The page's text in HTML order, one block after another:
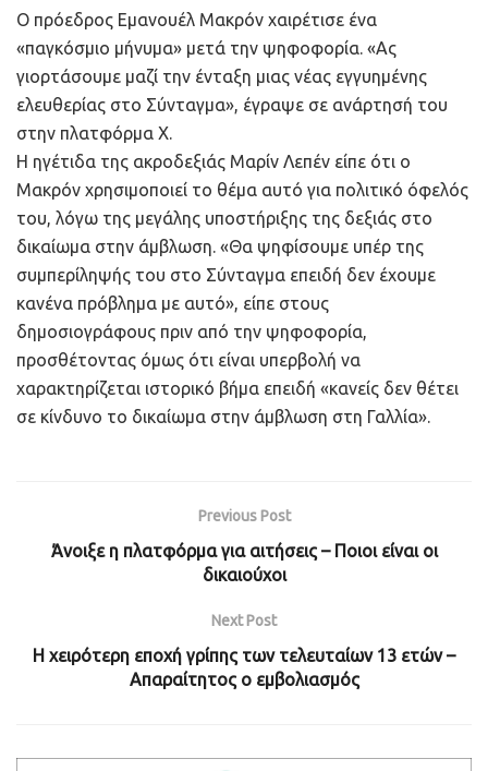
Ο πρόεδρος Εμανουέλ Μακρόν χαιρέτισε ένα
«παγκόσμιο μήνυμα» μετά την ψηφοφορία. «Ας
γιορτάσουμε μαζί την ένταξη μιας νέας εγγυημένης
ελευθερίας στο Σύνταγμα», έγραψε σε ανάρτησή του
στην πλατφόρμα Χ.
Η ηγέτιδα της ακροδεξιάς Μαρίν Λεπέν είπε ότι ο
Μακρόν χρησιμοποιεί το θέμα αυτό για πολιτικό όφελός
του, λόγω της μεγάλης υποστήριξης της δεξιάς στο
δικαίωμα στην άμβλωση. «Θα ψηφίσουμε υπέρ της
συμπερίληψής του στο Σύνταγμα επειδή δεν έχουμε
κανένα πρόβλημα με αυτό», είπε στους
δημοσιογράφους πριν από την ψηφοφορία,
προσθέτοντας όμως ότι είναι υπερβολή να
χαρακτηρίζεται ιστορικό βήμα επειδή «κανείς δεν θέτει
σε κίνδυνο το δικαίωμα στην άμβλωση στη Γαλλία».
Previous Post
Άνοιξε η πλατφόρμα για αιτήσεις – Ποιοι είναι οι
δικαιούχοι
Next Post
Η χειρότερη εποχή γρίπης των τελευταίων 13 ετών –
Απαραίτητος ο εμβολιασμός